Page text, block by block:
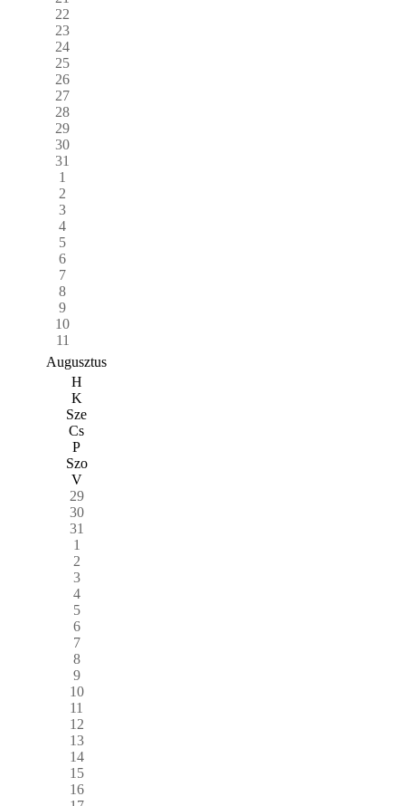
22
23
24
25
26
27
28
29
30
31
1
2
3
4
5
6
7
8
9
10
11
Augusztus
H
K
Sze
Cs
P
Szo
V
29
30
31
1
2
3
4
5
6
7
8
9
10
11
12
13
14
15
16